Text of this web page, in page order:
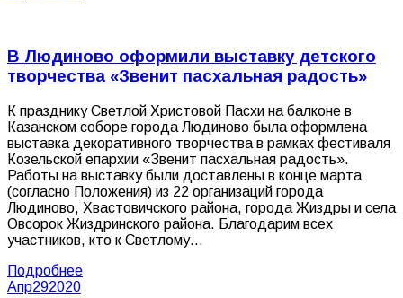
В Людиново оформили выставку детского
творчества «Звенит пасхальная радость»
К празднику Светлой Христовой Пасхи на балконе в
Казанском соборе города Людиново была оформлена
выставка декоративного творчества в рамках фестиваля
Козельской епархии «Звенит пасхальная радость».
Работы на выставку были доставлены в конце марта
(согласно Положения) из 22 организаций города
Людиново, Хвастовичского района, города Жиздры и села
Овсорок Жиздринского района. Благодарим всех
участников, кто к Светлому…
Подробнее
Апр292020